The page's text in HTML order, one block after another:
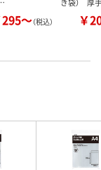
295～（税込） ￥